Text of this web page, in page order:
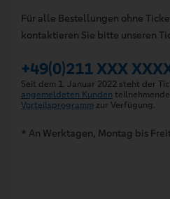
Für alle Bestellungen ohne
kontaktieren Sie bitte unseren
+49(0)211 XXX
Seit dem 1. Januar 2022 steht der
angemeldeten Kunden
Vorteilsprogramm zur Verfügung.
* An Werktagen, Montag bis